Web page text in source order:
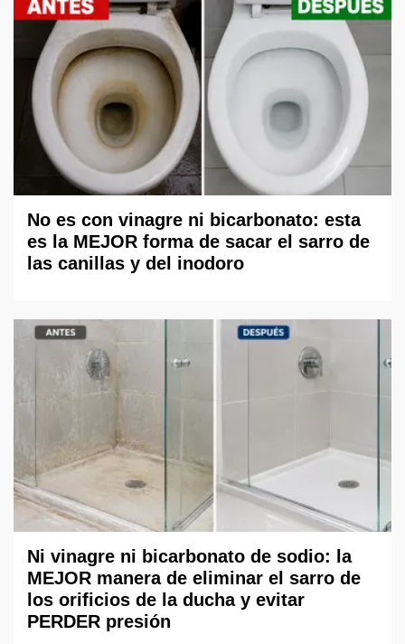
No es con vinagre ni bicarbonato: esta
es la MEJOR forma de sacar el sarro de
las canillas y del inodoro
Ni vinagre ni bicarbonato de sodio: la
MEJOR manera de eliminar el sarro de
los orificios de la ducha y evitar
PERDER presión